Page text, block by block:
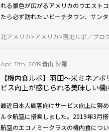
れる景色が広がるアメリカのウエスト
たら必ず訪れたいビーチタウン、サン
北アメリカ アメリカ 現地ルポ／ブロ
Apr. 11th, 2019青山 沙羅
【機内食ルポ】羽田〜米ミネア
ビス向上が感じられる美味しい機
最近日本人顧客向けサービス向上に努
ルタ航空に搭乗しました。2019年3月
航空のエコノミークラスの機内食につい